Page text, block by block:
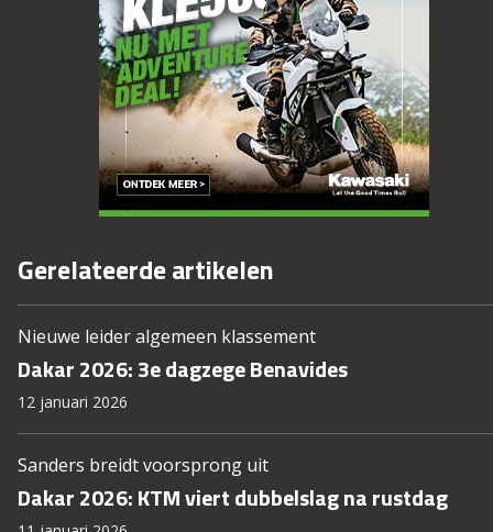
Gerelateerde artikelen
Nieuwe leider algemeen klassement
Dakar 2026: 3e dagzege Benavides
12 januari 2026
Sanders breidt voorsprong uit
Dakar 2026: KTM viert dubbelslag na rustdag